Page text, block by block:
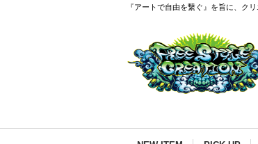
『アートで自由を繋ぐ』を旨に、ク